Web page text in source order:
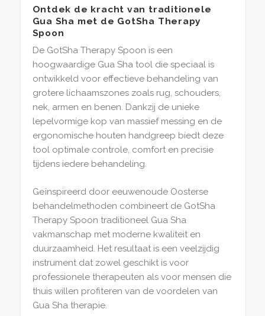
Ontdek de kracht van traditionele
Gua Sha met de GotSha Therapy
Spoon
De GotSha Therapy Spoon is een
hoogwaardige Gua Sha tool die speciaal is
ontwikkeld voor effectieve behandeling van
grotere lichaamszones zoals rug, schouders,
nek, armen en benen. Dankzij de unieke
lepelvormige kop van massief messing en de
ergonomische houten handgreep biedt deze
tool optimale controle, comfort en precisie
tijdens iedere behandeling.
Geïnspireerd door eeuwenoude Oosterse
behandelmethoden combineert de GotSha
Therapy Spoon traditioneel Gua Sha
vakmanschap met moderne kwaliteit en
duurzaamheid. Het resultaat is een veelzijdig
instrument dat zowel geschikt is voor
professionele therapeuten als voor mensen die
thuis willen profiteren van de voordelen van
Gua Sha therapie.